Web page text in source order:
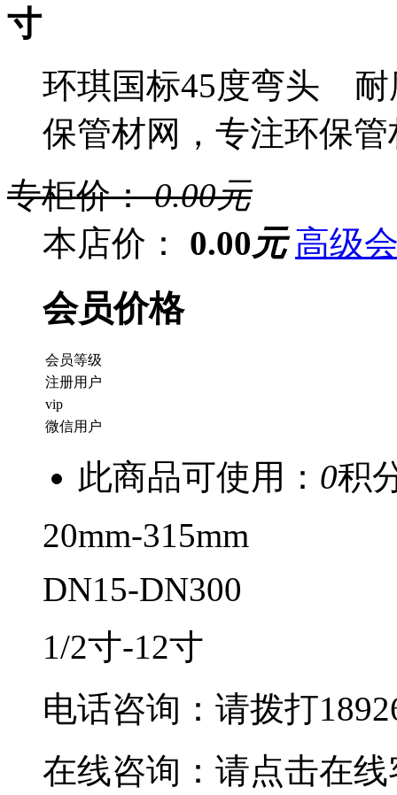
寸
环琪国标45度弯头 耐
保管材网，专注环保
专柜价：0.00元
本店价：
0.00元 高级
会员价格
会员等级
注册用户
vip
微信用户
此商品可使用： 0积
20mm-315mm
DN15-DN300
1/2寸-12寸
电话咨询：请拨打
在线咨询：请点击在线